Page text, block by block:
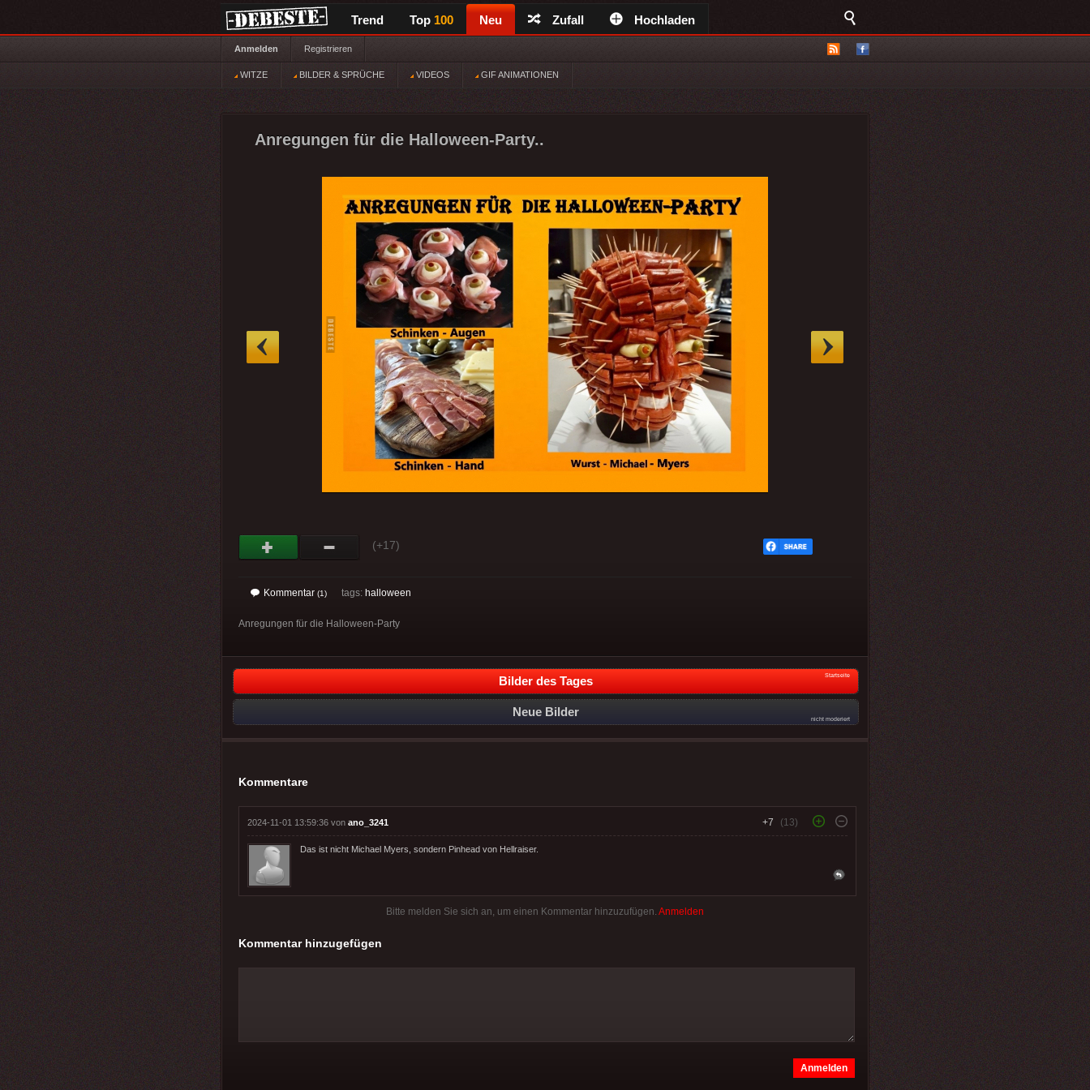
Trend Top 100 Neu Zufall Hochladen
Anmelden Registrieren
WITZE BILDER & SPRÜCHE VIDEOS GIF ANIMATIONEN
Anregungen für die Halloween-Party..
(+17)
Kommentar (1) tags: halloween
Anregungen für die Halloween-Party
Bilder des Tages Startseite
Neue Bilder
nicht moderiert
Kommentare
2024-11-01 13:59:36 von ano_3241 +7 (13)
Das ist nicht Michael Myers, sondern Pinhead von Hellraiser.
Bitte melden Sie sich an, um einen Kommentar hinzuzufügen. Anmelden
Kommentar hinzugefügen